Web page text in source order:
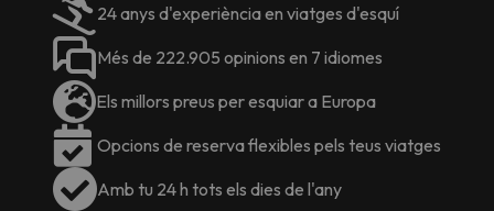
24 anys d'experiència en viatges d'esquí
Més de 222.905 opinions en 7 idiomes
Els millors preus per esquiar a Europa
Opcions de reserva flexibles pels teus viatges
Amb tu 24 h tots els dies de l'any